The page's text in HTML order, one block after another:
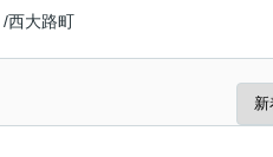
/西大路町